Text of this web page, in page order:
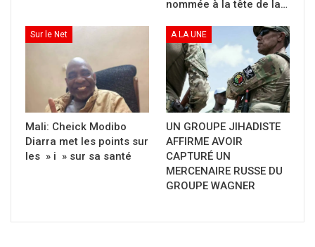
nommée à la tête de la…
Sur le Net
Mali: Cheick Modibo
Diarra met les points sur
les » i » sur sa santé
A LA UNE
UN GROUPE JIHADISTE
AFFIRME AVOIR
CAPTURÉ UN
MERCENAIRE RUSSE DU
GROUPE WAGNER